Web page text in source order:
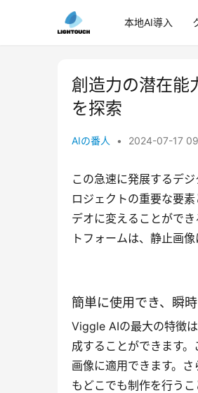
本地AI導入
創造力の潜在能
を探索
AIの番人 • 2024-07-17
この急速に発展するデ
ロジェクトの重要な要
デオに変えることがで
トフォームは、静止画
簡単に使用でき、瞬
Viggle AIの最大の特徴
成することができます
画像に適用できます。
もどこでも制作を行うこ